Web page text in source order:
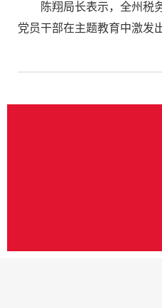
陈翔局长表示，全州税
党员干部在主题教育中激发